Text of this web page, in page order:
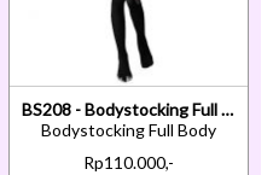
BS208 - Bodystocking Full Body Hitam Transparan Model Teddy Crotchless
Bodystocking Full Body
Rp110.000,-